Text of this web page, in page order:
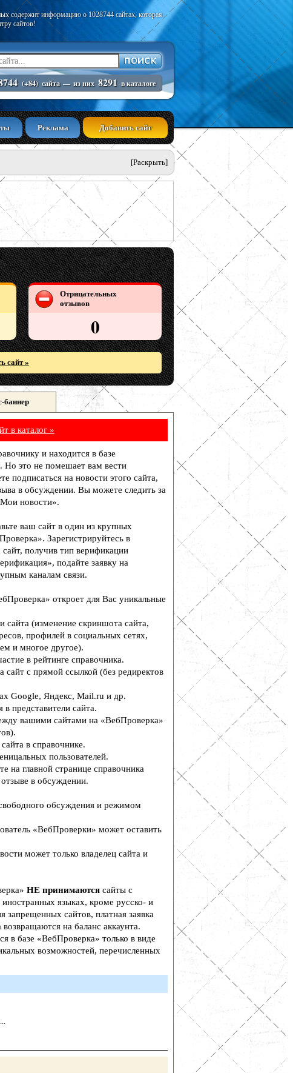
содержит информацию о 1028744 сайтах, которая
сайтов!
(+84) сайта — из них 8291 в каталоге
Реклама Добавить сайт
[Раскрыть]
Отрицательных
отзывов
0
сайт »
баннер
в каталог »
и находится в базе
Но это не помешает вам вести
подписаться на новости этого сайта,
в обсуждении. Вы можете следить за
новости».
ваш сайт в один из крупных
Зарегистрируйтесь в
получив тип верификации
подайте заявку на
каналам связи.
откроет для Вас уникальные
(изменение скриншота сайта,
профилей в социальных сетях,
и многое другое).
в рейтинге справочника.
с прямой ссылкой (без редиректов
Google, Яндекс, Mail.ru и др.
представители сайта.
вашими сайтами на «ВебПроверка»
в справочнике.
пользователей.
главной странице справочника
в обсуждении.
обсуждения и режимом
«ВебПроверки» может оставить
может только владелец сайта и
НЕ принимаются сайты с
языках, кроме русско- и
запрещенных сайтов, платная заявка
на баланс аккаунта.
в базе «ВебПроверка» только в виде
возможностей, перечисленных